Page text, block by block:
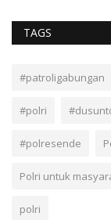
TAGS
#patroligabungan
#polri
#polresende
Polri untuk
polri